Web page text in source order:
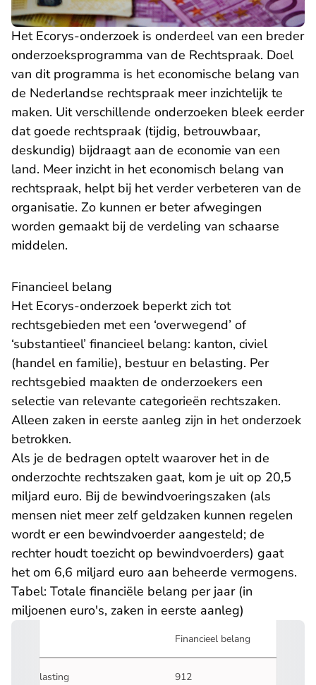
Het Ecorys-onderzoek is onderdeel van een breder
onderzoeksprogramma van de Rechtspraak. Doel
van dit programma is het economische belang van
de Nederlandse rechtspraak meer inzichtelijk te
maken. Uit verschillende onderzoeken bleek eerder
dat goede rechtspraak (tijdig, betrouwbaar,
deskundig) bijdraagt aan de economie van een
land. Meer inzicht in het economisch belang van
rechtspraak, helpt bij het verder verbeteren van de
organisatie. Zo kunnen er beter afwegingen
worden gemaakt bij de verdeling van schaarse
middelen.
Financieel belang
Het Ecorys-onderzoek beperkt zich tot
rechtsgebieden met een ‘overwegend’ of
‘substantieel’ financieel belang: kanton, civiel
(handel en familie), bestuur en belasting. Per
rechtsgebied maakten de onderzoekers een
selectie van relevante categorieën rechtszaken.
Alleen zaken in eerste aanleg zijn in het onderzoek
betrokken.
Als je de bedragen optelt waarover het in de
onderzochte rechtszaken gaat, kom je uit op 20,5
miljard euro. Bij de bewindvoeringszaken (als
mensen niet meer zelf geldzaken kunnen regelen
wordt er een bewindvoerder aangesteld; de
rechter houdt toezicht op bewindvoerders) gaat
het om 6,6 miljard euro aan beheerde vermogens.
Tabel: Totale financiële belang per jaar (in
miljoenen euro's, zaken in eerste aanleg)
Financieel belang
Belasting 912